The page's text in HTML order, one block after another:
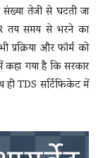
तेजी से घटती जा
तय समय से भरने का
और फॉर्म को
कहा गया है कि सरकार
ही TDS सर्टिफिकेट में